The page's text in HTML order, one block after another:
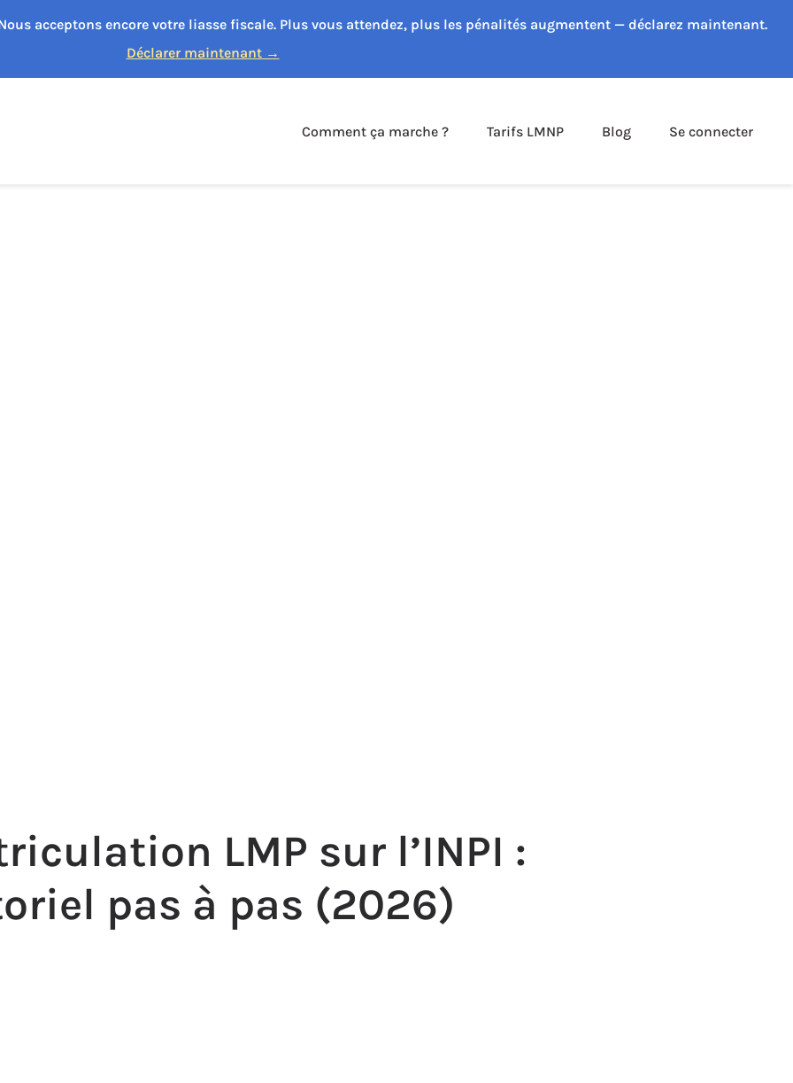
acceptons encore votre liasse fiscale. Plus vous attendez, plus les pénalités augmentent — déclarez maintenant.
Déclarer maintenant →
Comment ça marche ? Tarifs LMNP Blog Se connecter
LMP sur l’INPI :
pas à pas (2026)